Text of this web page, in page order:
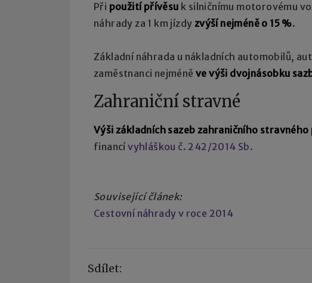
Při použití přívěsu k silničnímu motorovému
náhrady za 1 km jízdy zvýší nejméně o 15 %.
Základní náhrada u nákladních automobilů,
zaměstnanci nejméně ve výši dvojnásobku
Zahraniční stravné
Výši základních sazeb zahraničního stravného
financívyhláškou č. 242/2014 Sb.
Související článek:
Cestovní náhrady v roce 2014
Sdílet: